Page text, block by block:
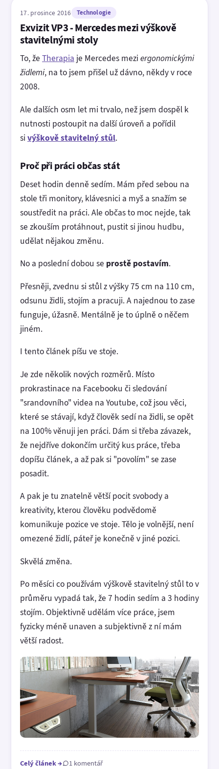
17. prosince 2016 Technologie
Exvizit VP3 - Mercedes mezi výškově
stavitelnými stoly
To, že Therapia je Mercedes mezi ergonomickými
židlemi, na to jsem přišel už dávno, někdy v roce
2008.
Ale dalších osm let mi trvalo, než jsem dospěl k
nutnosti postoupit na další úroveň a pořídil
si výškově stavitelný stůl.
Proč při práci občas stát
Deset hodin denně sedím. Mám před sebou na
stole tři monitory, klávesnici a myš a snažím se
soustředit na práci. Ale občas to moc nejde, tak
se zkouším protáhnout, pustit si jinou hudbu,
udělat nějakou změnu.
No a poslední dobou se prostě postavím.
Přesněji, zvednu si stůl z výšky 75 cm na 110 cm,
odsunu židli, stojím a pracuji. A najednou to zase
funguje, úžasně. Mentálně je to úplně o něčem
jiném.
I tento článek píšu ve stoje.
Je zde několik nových rozměrů. Místo
prokrastinace na Facebooku či sledování
"srandovního" videa na Youtube, což jsou věci,
které se stávají, když člověk sedí na židli, se opět
na 100% věnuji jen práci. Dám si třeba závazek,
že nejdříve dokončím určitý kus práce, třeba
dopíšu článek, a až pak si "povolím" se zase
posadit.
A pak je tu znatelně větší pocit svobody a
kreativity, kterou člověku podvědomě
komunikuje pozice ve stoje. Tělo je volnější, není
omezené židlí, páteř je konečně v jiné pozici.
Skvělá změna.
Po měsíci co používám výškově stavitelný stůl to v
průměru vypadá tak, že 7 hodin sedím a 3 hodiny
stojím. Objektivně udělám více práce, jsem
fyzicky méně unaven a subjektivně z ní mám
větší radost.
Celý článek→ 1 komentář